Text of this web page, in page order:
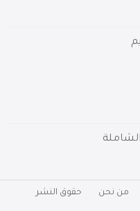
من نحن حقوق النشر